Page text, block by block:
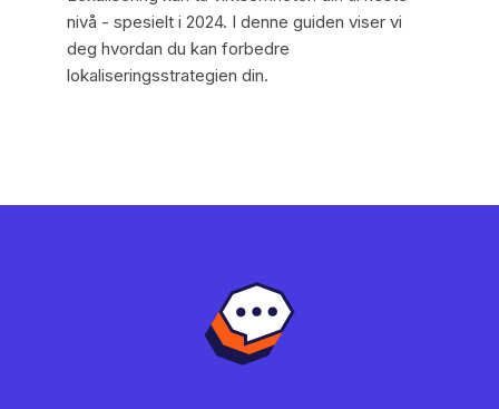
nivå - spesielt i 2024. I denne guiden viser vi
deg hvordan du kan forbedre
lokaliseringsstrategien din.